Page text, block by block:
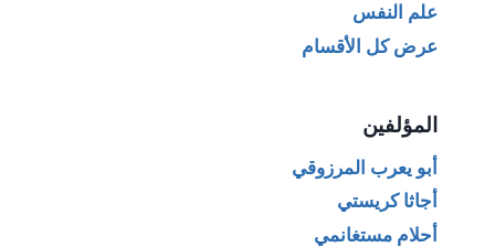
علم النفس
عرض كل الأقسام
المؤلفين
أبو يعرب المرزوقي
أجاثا كريستي
أحلام مستغانمي